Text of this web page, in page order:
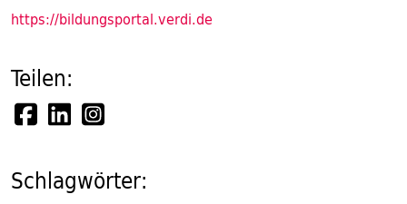
https://bildungsportal.verdi.de
Teilen:
Schlagwörter: